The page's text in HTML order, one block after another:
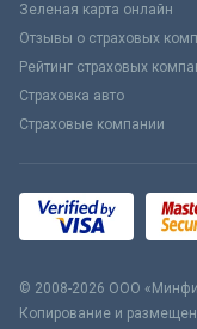
Зеленая карта онлайн
Отзывы о страховых
Рейтинг страховых
Страховка авто
Страховые компании
© 2008-2026 ООО
Копирование и